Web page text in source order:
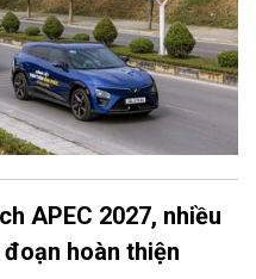
APEC 2027, nhiều
hoàn thiện